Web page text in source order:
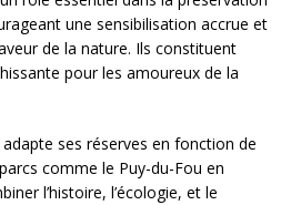
une sensibilisation accrue et
de la nature. Ils constituent
pour les amoureux de la
ses réserves en fonction de
comme le Puy-du-Fou en
l’histoire, l’écologie, et le